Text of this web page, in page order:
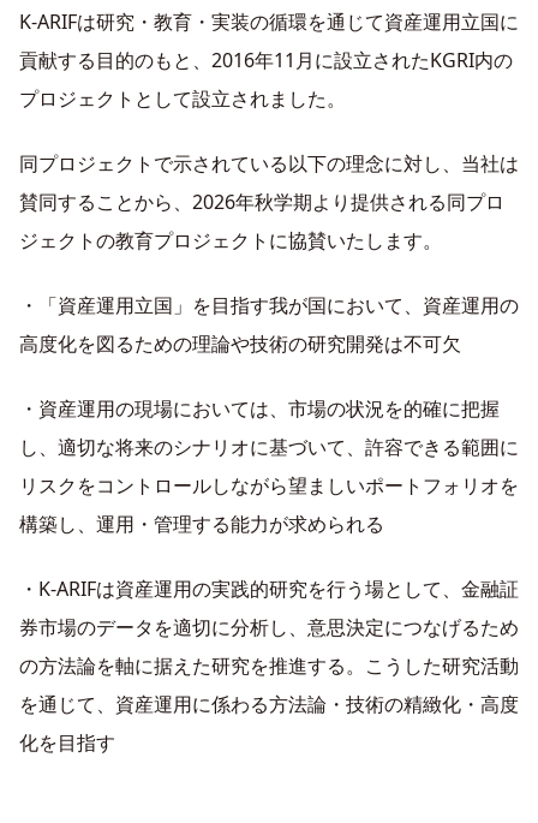
K-ARIFは研究・教育・実装の循環を通じて資産運用立国に
貢献する目的のもと、2016年11月に設立されたKGRI内の
プロジェクトとして設立されました。
同プロジェクトで示されている以下の理念に対し、当社は
賛同することから、2026年秋学期より提供される同プロ
ジェクトの教育プロジェクトに協賛いたします。
・「資産運用立国」を目指す我が国において、資産運用の
高度化を図るための理論や技術の研究開発は不可欠
・資産運用の現場においては、市場の状況を的確に把握
し、適切な将来のシナリオに基づいて、許容できる範囲に
リスクをコントロールしながら望ましいポートフォリオを
構築し、運用・管理する能力が求められる
・K-ARIFは資産運用の実践的研究を行う場として、金融証
券市場のデータを適切に分析し、意思決定につなげるため
の方法論を軸に据えた研究を推進する。こうした研究活動
を通じて、資産運用に係わる方法論・技術の精緻化・高度
化を目指す